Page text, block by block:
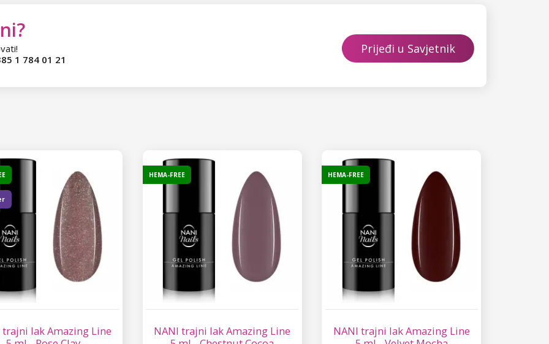
1 784 01 21
Prijeđi u Savjetnik
trajni lak Amazing Line
NANI trajni lak Amazing Line
HEMA-FREE
NANI trajni lak Amazing Line
HEMA-FREE